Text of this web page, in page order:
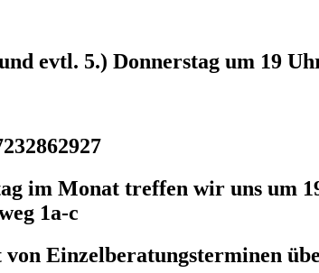
evtl. 5.) Donnerstag um 19
im Monat treffen wir uns um
1a-c
Einzelberatungsterminen